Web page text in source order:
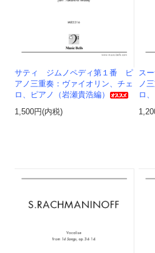
サティ ジムノペディ第１番 ピ
アノ三重奏：ヴァイオリン、チェ
ロ、ピアノ（岩瀬貴浩編）
1,500円(内税)
ス
ノ
ロ